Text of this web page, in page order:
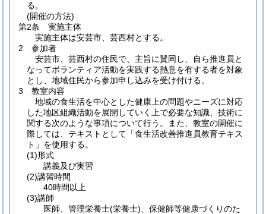
る。
(開催の方法)
第2条
実施主体
実施主体は安芸市、芸西村とする。
2
参加者
安芸市、芸西村の住民で、主旨に賛同し、自ら推進員と
なってボランティア活動を実践する熱意を有する者を対象
とし、地域住民から参加申し込みを受け付ける。
3
教室内容
地域の食生活を中心とした健康上の問題やニーズに対応
した地区組織活動を展開していく上で必要な知識、技術に
関する次のような事項について行う。また、教室の開催に
際しては、テキストとして「食生活改善推進員教育テキス
ト」を使用する。
(1)形式
講義及び実習
(2)講習時間
40時間以上
(3)講師
医師、管理栄養士(栄養士) 、保健師等健康づくりのた